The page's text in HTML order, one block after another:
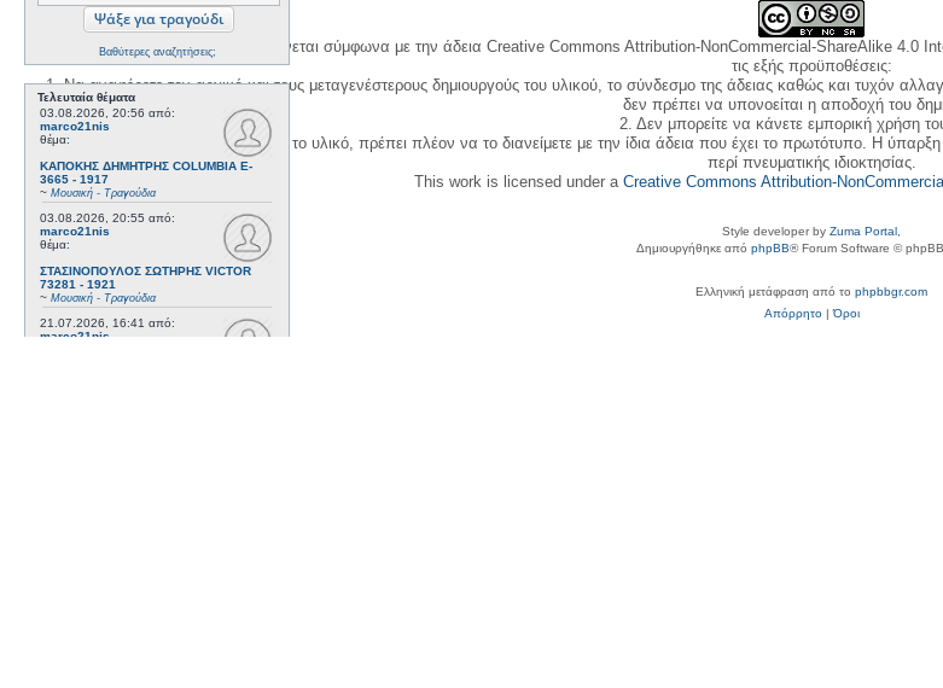
Βαθύτερες αναζητήσεις;
Τελευταία θέματα
03.08.2026, 20:56 από:
marco21nis
θέμα:
ΚΑΠΟΚΗΣ ΔΗΜΗΤΡΗΣ COLUMBIA E-
3665 - 1917
~ Μουσική - Τραγούδια
03.08.2026, 20:55 από:
marco21nis
θέμα:
ΣΤΑΣΙΝΟΠΟΥΛΟΣ ΣΩΤΗΡΗΣ VICTOR
73281 - 1921
~ Μουσική - Τραγούδια
21.07.2026, 16:41 από:
marco21nis
Η χρήση του υλικού της σελίδας γίνεται σύμφωνα με την άδεια Creative Commons Attribution-NonCommercial-ShareAlike 4.0
τις εξής προϋποθέσεις:
1. Να αναφέρετε τον αρχικό και τους μεταγενέστερους δημιουργούς του υλικού, το σύνδεσμο της άδειας καθώς και τυχόν
δεν πρέπει να υπονοείται η αποδοχή του
2. Δεν μπορείτε να κάνετε εμπορική χρήση
3. Αν διασκευάσετε με κάθε τρόπο το υλικό, πρέπει πλέον να το διανείμετε με την ίδια άδεια που έχει το πρωτότυπο. Η
περί πνευματικής ιδιοκτησίας.
This work is licensed under a Creative Commons Attribution-
Style developer by Zuma Portal
Δημιουργήθηκε από phpBB® Forum Software ©
Ελληνική μετάφραση από το phpbbgr.com
Απόρρητο|Όροι